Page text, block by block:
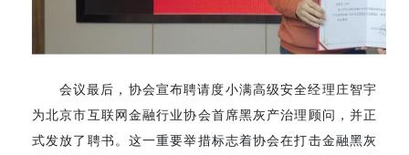
会议最后，协会宣布聘请度小满高级安全经理庄智宇
为北京市互联网金融行业协会首席黑灰产治理顾问，并正
式发放了聘书。这一重要举措标志着协会在打击金融黑灰